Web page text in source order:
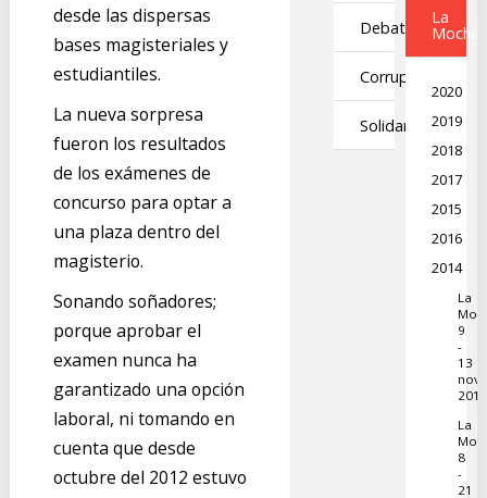
desde las dispersas
bases magisteriales y
estudiantiles.
La nueva sorpresa
fueron los resultados
de los exámenes de
concurso para optar a
una plaza dentro del
magisterio.
Sonando soñadores;
porque aprobar el
examen nunca ha
garantizado una opción
laboral, ni tomando en
cuenta que desde
octubre del 2012 estuvo
Debates
Corrupción
Solidaridad
La
Mochila
2020
2019
2018
2017
2015
2016
2014
La
9
-
13
La
8
-
21